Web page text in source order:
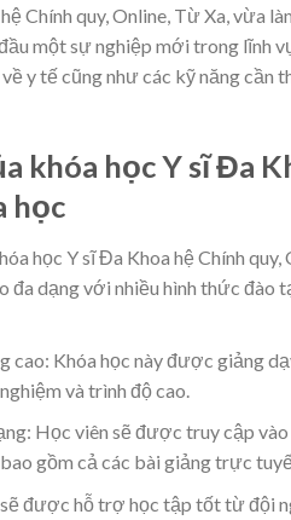
Chính quy, Online, Từ Xa, vừa
một sự nghiệp mới trong lĩnh
y tế cũng như các kỹ năng cần
khóa học Y sĩ Đa
học
học Y sĩ Đa Khoa hệ Chính
đa dạng với nhiều hình thức
cao: Khóa học này được giảng
và trình độ cao.
Học viên sẽ được truy cập
gồm cả các bài giảng trực
được hỗ trợ học tập tốt từ đội